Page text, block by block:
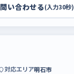
問い合わせる(入力30秒)
対応エリア明石市